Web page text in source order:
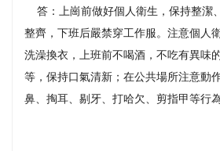
答：上崗前做好個人衛生，保持整潔
整齊，下班后嚴禁穿工作服。注意個人
洗澡換衣，上班前不喝酒，不吃有異味
等，保持口氣清新；在公共場所注意動
鼻、掏耳、剔牙、打哈欠、剪指甲等行為